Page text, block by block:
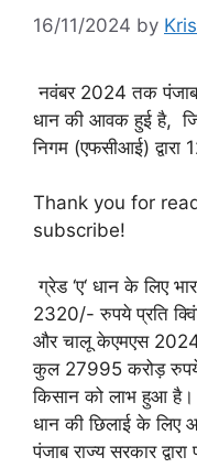
16/11/2024 by
नवंबर 2024 तक
धान की आवक हुई है,
निगम (एफसीआई)
Thank you for
subscribe!
ग्रेड ‘ए‘ धान के लिए
2320/- रुपये प्रति
और चालू केएमएस
कुल 27995 करोड़
किसान को लाभ हुआ
धान की छिलाई के लिए
पंजाब राज्य सरकार